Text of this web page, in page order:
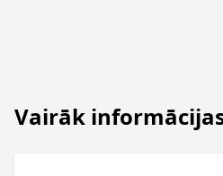
Vairāk